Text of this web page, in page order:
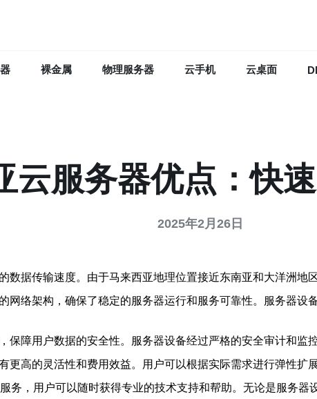
裸金属 物理服务器 云手机 云桌面
云服务器优点：快
2025年2月26日
数据传输速度。由于马来西亚地理位置接近东南亚和大洋洲地
网络架构，确保了稳定的服务器运行和服务可靠性。服务器
保障用户数据的安全性。服务器设备经过严格的安全审计和监
更高的灵活性和费用效益。用户可以根据实际需求进行弹性扩
务，用户可以随时获得专业的技术支持和帮助。无论是服务器